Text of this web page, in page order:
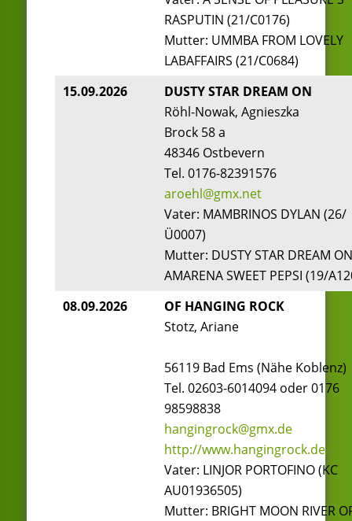
RASPUTIN (21/C0176)
Mutter: UMMBA FROM LOVELY
LABAFFAIRS (21/C0684)
15.09.2026
DUSTY STAR DREAM ON
Röhl-Nowak, Agnieszka
Brock 58 a
48346 Ostbevern
Tel. 0176-82391576
aroehl@gmx.net
Vater: MAMBRINOS DYLAN (26/
Ü0007)
Mutter: DUSTY STAR DREAM ON
AMARENA SWEET PEPSI (19/
08.09.2026
OF HANGING ROCK
Stotz, Ariane
56119 Bad Ems (Nähe Koblenz)
Tel. 02603-6014094 oder 0176
98598838
hangingrock@gmx.de
http://www.hangingrock.de/
Vater: LINJOR PORTOFINO (KC
AU01936505)
Mutter: BRIGHT MOON RIVER